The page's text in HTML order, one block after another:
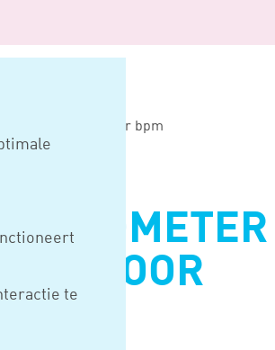
te
meer nieuw voor bpm
KILOMETER
VOOR